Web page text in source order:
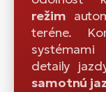
režim
teréne.
detaily
samotnú